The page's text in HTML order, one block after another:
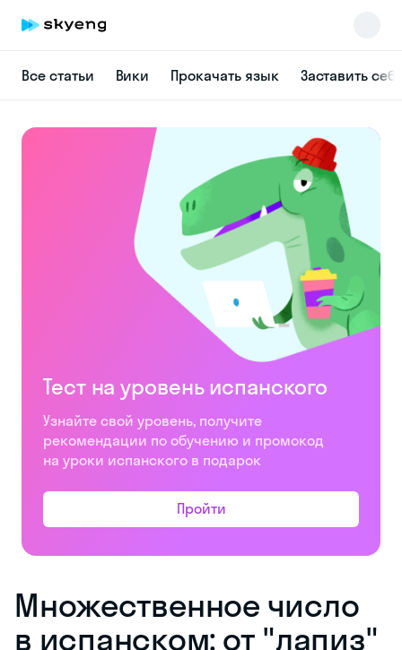
Все статьи Вики Прокачать язык Заставить
Тест на уровень испанского
Узнайте свой уровень, получите
рекомендации по обучению и промокод
на уроки испанского в подарок
Пройти
Множественное число
в испанском: от "лапиз"